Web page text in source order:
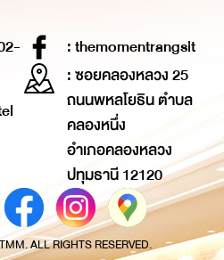
: themomentrangsit
: ซอยคลองหลวง 25
ถนนพหลโยธิน ตำบล
คลองหนึ่ง
อำเภอคลองหลวง
ปทุมธานี 12120
ALL RIGHTS RESERVED.